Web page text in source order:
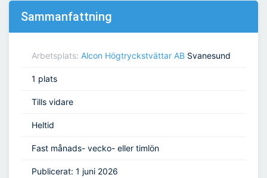
Sammanfattning
Arbetsplats: Alcon Högtryckstvättar AB Svanesund
1 plats
Tills vidare
Heltid
Fast månads- vecko- eller timlön
Publicerat: 1 juni 2026